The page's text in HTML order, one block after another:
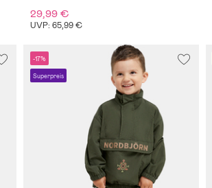
29,99 €
UVP: 65,99 €
-17%
Superpreis